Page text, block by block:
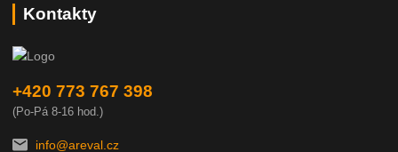
Kontakty
+420 773 767 398
(Po-Pá 8-16 hod.)
info@areval.cz